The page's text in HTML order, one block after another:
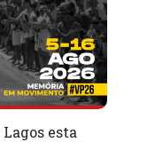
esta